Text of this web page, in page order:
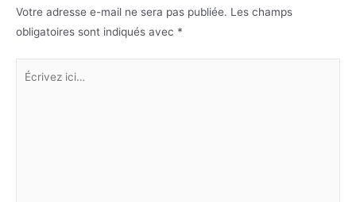
Votre adresse e-mail ne sera pas publiée. Les champs
obligatoires sont indiqués avec *
Écrivez